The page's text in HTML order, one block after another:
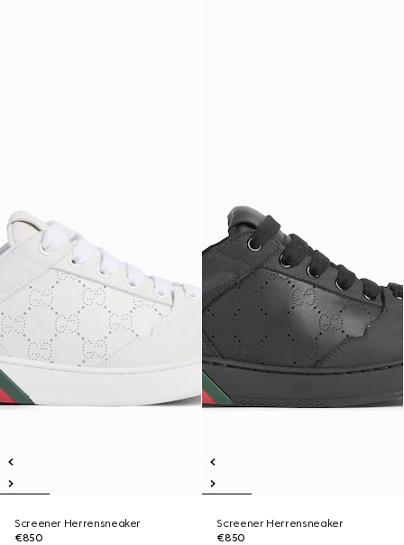
Screener Herrensneaker
€850
Screener Herrensneaker
€850